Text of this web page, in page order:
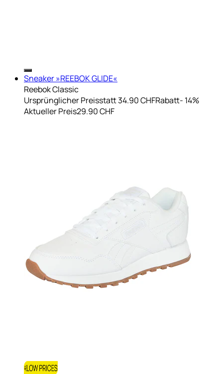
Sneaker »REEBOK GLIDE«
Reebok Classic
Ursprünglicher Preisstatt 34.90 CHFRabatt- 14%
Aktueller Preis29.90 CHF